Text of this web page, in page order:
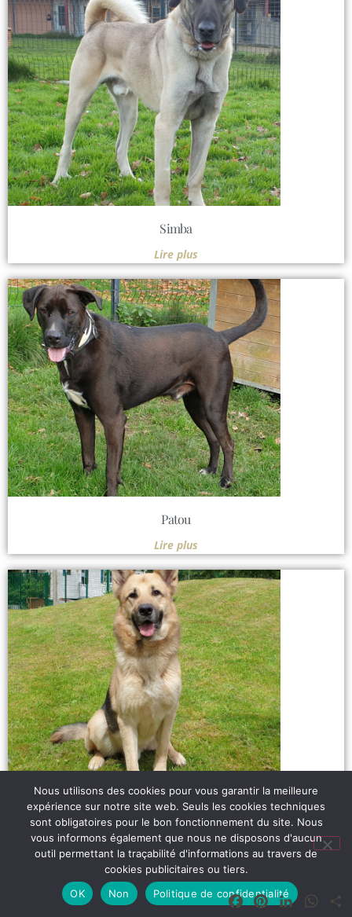
Simba
Lire plus
Patou
Lire plus
Max
Lire plus
Facebook
PinterestLinkedIn
Nous utilisons des cookies pour vous garantir la meilleure
expérience sur notre site web. Seuls les cookies techniques
sont obligatoires pour le bon fonctionnement du site. Nous
vous informons également que nous ne disposons d'aucun
outil permettant la traçabilité d'informations au travers de
cookies publicitaires ou tiers.
OK
Non Politique de confidentialité